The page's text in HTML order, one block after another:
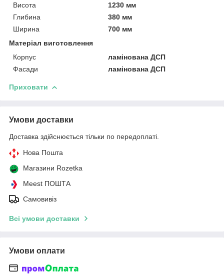
Висота
1230 мм
Глибина
380 мм
Ширина
700 мм
Матеріал виготовлення
Корпус
ламінована ДСП
Фасади
ламінована ДСП
Приховати
Умови доставки
Доставка здійснюється тільки по передоплаті.
Нова Пошта
Магазини Rozetka
Meest ПОШТА
Самовивіз
Всі умови доставки
Умови оплати